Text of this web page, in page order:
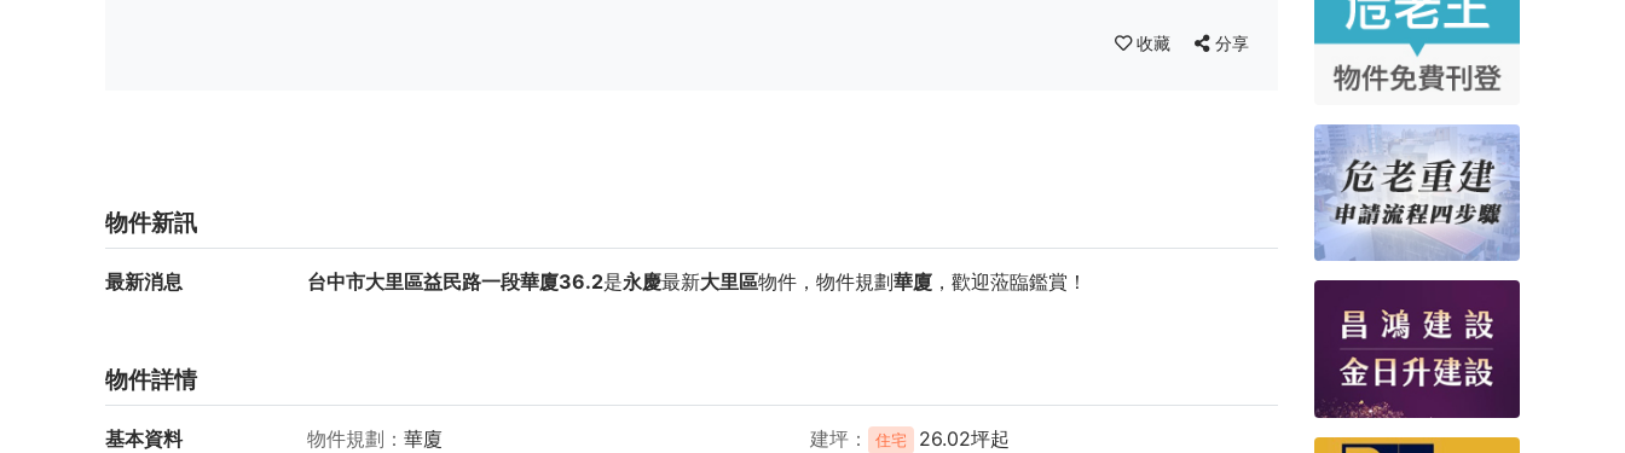
收藏 分享
物件新訊
最新消息 台中市大里區益民路一段華廈36.2是永慶最新大里區物件，物件規劃華廈，歡迎蒞臨鑑賞！
物件詳情
基本資料 物件規劃 華廈 建坪 住宅 26.02坪起